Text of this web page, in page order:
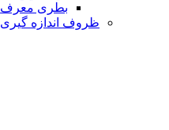
بطری معرف
ظروف اندازه گیری